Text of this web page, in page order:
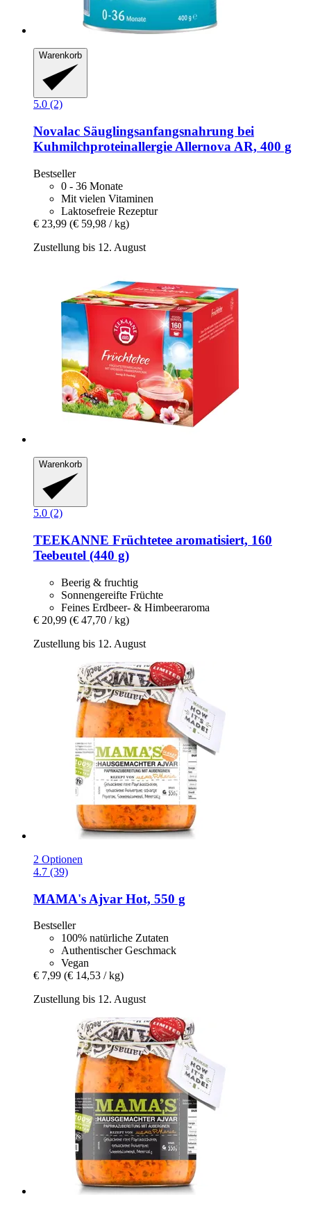
Warenkorb
5.0 (2)
Novalac Säuglingsanfangsnahrung bei
Kuhmilchproteinallergie Allernova AR, 400 g
Bestseller
0 - 36 Monate
Mit vielen Vitaminen
Laktosefreie Rezeptur
€ 23,99 (€ 59,98 / kg)
Zustellung bis 12. August
Warenkorb
5.0 (2)
TEEKANNE Früchtetee aromatisiert, 160
Teebeutel (440 g)
Beerig & fruchtig
Sonnengereifte Früchte
Feines Erdbeer- & Himbeeraroma
€ 20,99 (€ 47,70 / kg)
Zustellung bis 12. August
2 Optionen
4.7 (39)
MAMA's Ajvar Hot, 550 g
Bestseller
100% natürliche Zutaten
Authentischer Geschmack
Vegan
€ 7,99 (€ 14,53 / kg)
Zustellung bis 12. August